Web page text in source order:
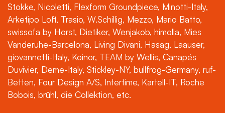
Stokke, Nicoletti, Flexform Groundpiece, Minotti-Italy,
Arketipo Loft, Trasio, W.Schillig, Mezzo, Mario Batto,
swissofa by Horst, Dietiker, Wenjakob, himolla, Mies
Vanderuhe-Barcelona, Living Divani, Hasag, Laauser,
giovannetti-Italy, Koinor, TEAM by Wellis, Canapés
Duvivier, Deme-Italy, Stickley-NY, bullfrog-Germany, ruf-
Betten, Four Design A/S, Intertime, Kartell-IT, Roche
Bobois, brühl, die Collektion, etc.